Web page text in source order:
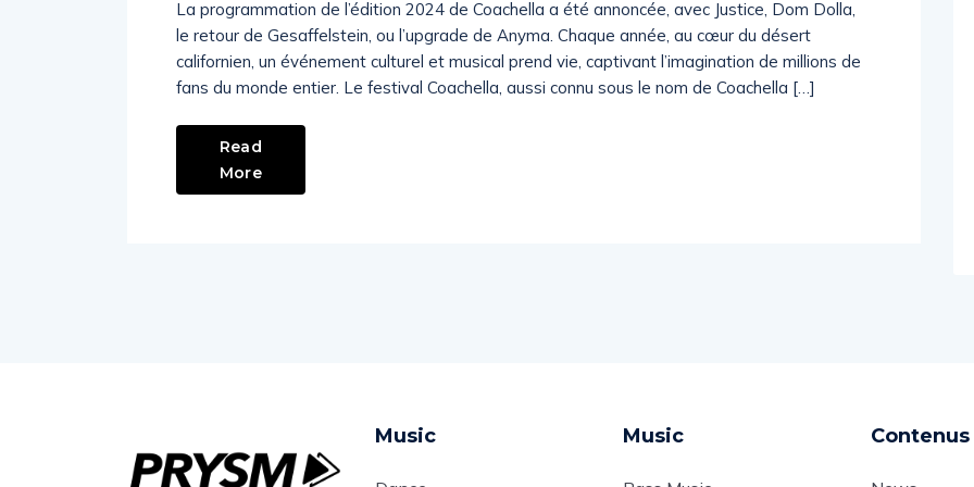
La programmation de l’édition 2024 de Coachella a été annoncée, avec Justice, Dom Dolla,
le retour de Gesaffelstein, ou l’upgrade de Anyma. Chaque année, au cœur du désert
californien, un événement culturel et musical prend vie, captivant l’imagination de millions de
fans du monde entier. Le festival Coachella, aussi connu sous le nom de Coachella […]
Read
More
Music Music Contenus